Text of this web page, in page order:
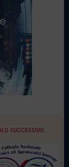
SUCCESSIVO